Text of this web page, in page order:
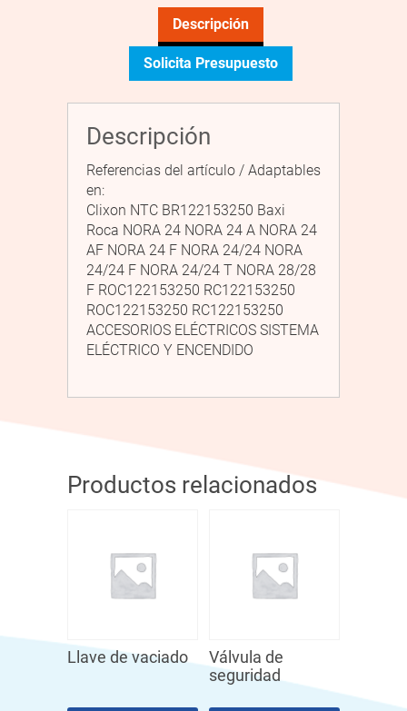
Descripción
Solicita Presupuesto
Descripción
Referencias del artículo / Adaptables
en:
Clixon NTC BR122153250 Baxi
Roca NORA 24 NORA 24 A NORA 24
AF NORA 24 F NORA 24/24 NORA
24/24 F NORA 24/24 T NORA 28/28
F ROC122153250 RC122153250
ROC122153250 RC122153250
ACCESORIOS ELÉCTRICOS SISTEMA
ELÉCTRICO Y ENCENDIDO
Productos relacionados
Llave de vaciado
Válvula de
seguridad